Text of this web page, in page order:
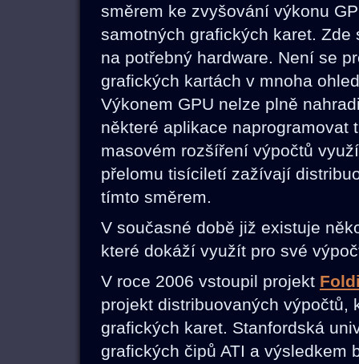
směrem ke zvyšování výkonu
samotných grafických karet.
na potřebný hardware. Není se
grafických kartách v mnoha
Výkonem GPU nelze plně
některé aplikace naprogramovat
masovém rozšíření výpočtů
přelomu tisíciletí zažívají
tímto směrem.
V současné době již existuje
které dokáží využít pro své
V roce 2006 vstoupil projekt
projekt distribuovaných výpočtů,
grafických karet. Stanfordská
grafických čipů ATI a výsledkem